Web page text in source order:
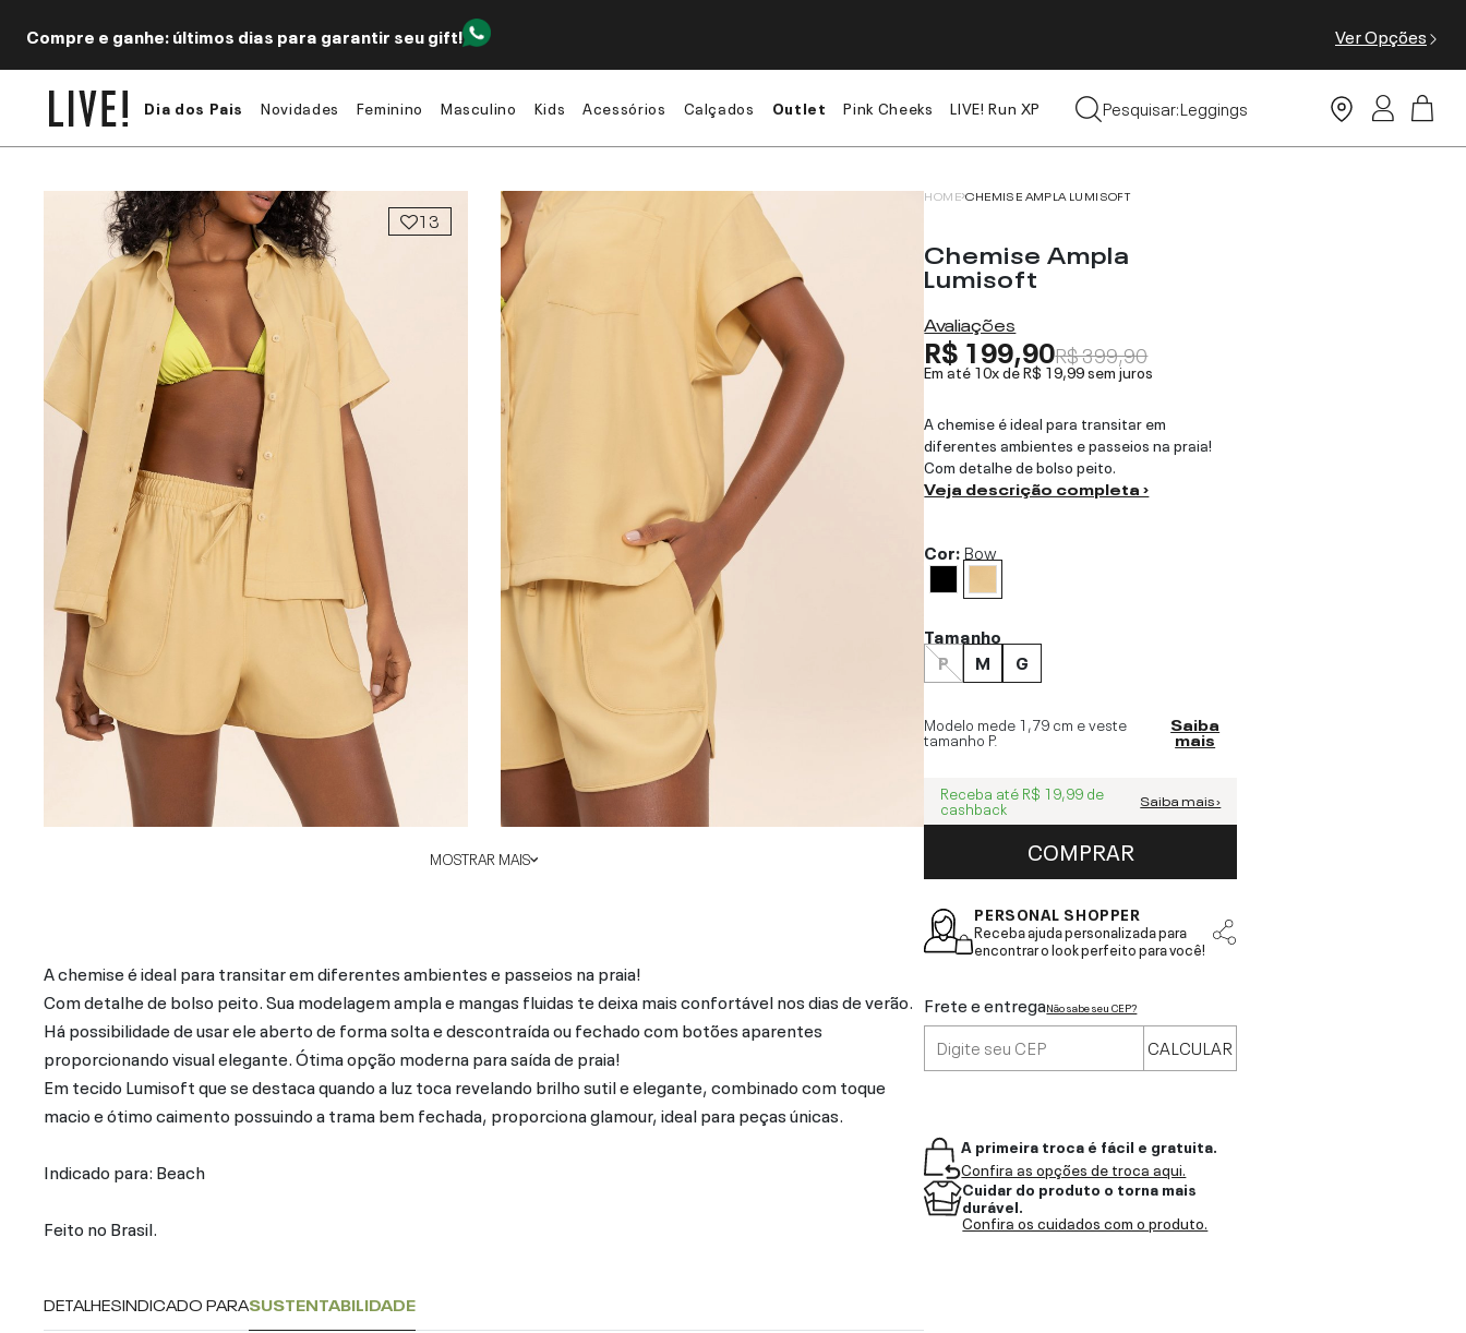
Compre e ganhe: últimos dias para garantir seu gift! Ver Opções
Dia dos Pais Novidades Feminino Masculino Kids Acessórios Calçados Outlet Pink Cheeks LIVE! Run XP
Pesquisar:
Tops
Leggings
13
MOSTRAR MAIS
A chemise é ideal para transitar em diferentes ambientes e passeios na praia!
Com detalhe de bolso peito. Sua modelagem ampla e mangas fluidas te deixa mais confortável nos dias de verão.
Há possibilidade de usar ele aberto de forma solta e descontraída ou fechado com botões aparentes
proporcionando visual elegante. Ótima opção moderna para saída de praia!
Em tecido Lumisoft que se destaca quando a luz toca revelando brilho sutil e elegante, combinado com toque
macio e ótimo caimento possuindo a trama bem fechada, proporciona glamour, ideal para peças únicas.
Indicado para: Beach
Feito no Brasil.
DETALHESINDICADO PARASUSTENTABILIDADE
HOME CHEMISE AMPLA LUMISOFT
Chemise Ampla
Lumisoft
Avaliações
R$ 199,90R$ 399,90
Em até 10x deR$ 19,99sem juros
A chemise é ideal para transitar em
diferentes ambientes e passeios na praia!
Com detalhe de bolso peito.
Veja descrição completa ›
Cor:Bow
Tamanho
P
M G
Modelo mede 1,79 cm e veste
tamanho P.
Saiba
mais
Receba até R$ 19,99 de
cashback Saiba mais ›
COMPRAR
PERSONAL SHOPPER
Receba ajuda personalizada para
encontrar o look perfeito para você!
Frete e entregaNão sabe seu CEP?
CALCULAR
A primeira troca é fácil e gratuita.
Confira as opções de troca aqui.
Cuidar do produto o torna mais
durável.
Confira os cuidados com o produto.